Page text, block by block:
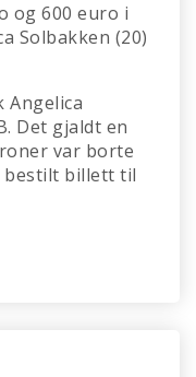
og 600 euro i
Solbakken (20)
Angelica
Det gjaldt en
var borte
bestilt billett til